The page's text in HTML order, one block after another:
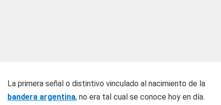
La primera señal o distintivo vinculado al nacimiento de la
bandera argentina, no era tal cual se conoce hoy en día.